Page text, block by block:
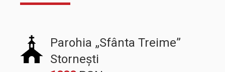
Parohia „Sfânta Treime”
Stornești